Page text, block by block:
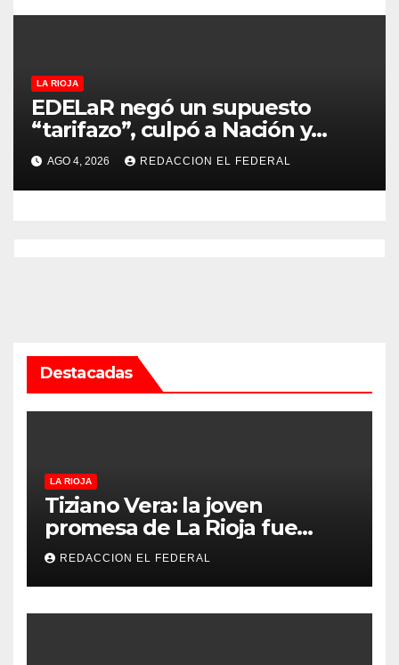
LA RIOJA
EDELaR negó un supuesto
“tarifazo”, culpó a Nación y
defendió los mecanismos de
medición: “la empresa factura
lo que lee, no lo que estima”
AGO 4, 2026 REDACCION EL FEDERAL
Destacadas
LA RIOJA
Tiziano Vera: la joven
promesa de La Rioja fue
convocado a la Selección
Argentina sub-15
REDACCION EL FEDERAL